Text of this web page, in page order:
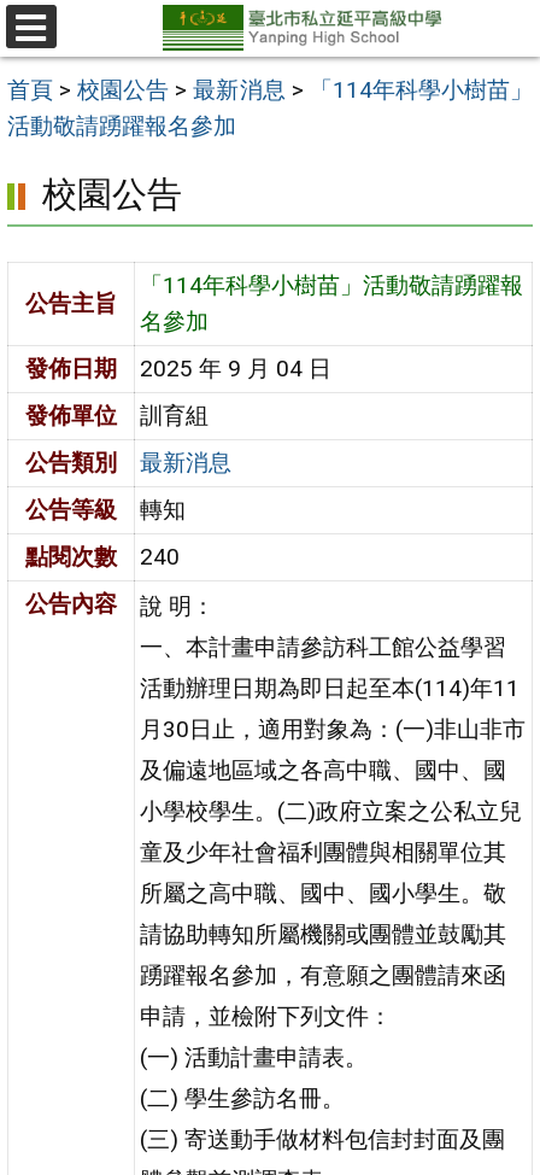
跳
至
主
要
區
選
單
首頁 >校園公告 >最新消息 >
「114年科學小樹苗」
活動敬請踴躍報名參加
校園公告
公告主旨
「114年科學小樹苗」活動敬請踴躍報
名參加
發佈日期
2025 年 9 月 04 日
發佈單位
訓育組
公告類別
最新消息
公告等級
轉知
點閱次數
240
公告內容
說 明：
一、本計畫申請參訪科工館公益學習
活動辦理日期為即日起至本(114)年11
月30日止，適用對象為：(一)非山非市
及偏遠地區域之各高中職、國中、國
小學校學生。(二)政府立案之公私立兒
童及少年社會福利團體與相關單位其
所屬之高中職、國中、國小學生。敬
請協助轉知所屬機關或團體並鼓勵其
踴躍報名參加，有意願之團體請來函
申請，並檢附下列文件：
(一) 活動計畫申請表。
(二) 學生參訪名冊。
(三) 寄送動手做材料包信封封面及團